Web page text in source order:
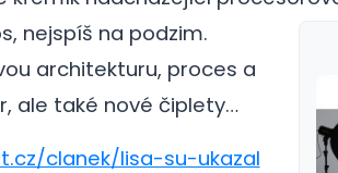
nejspíš na podzim.
architekturu, proces a
ale také nové čiplety…
clanek/lisa-su-ukazal